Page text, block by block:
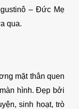
– Đức Mẹ
qua.
mặt thân quen
hình. Đẹp bởi
sinh hoạt, trò